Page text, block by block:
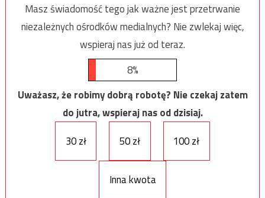
Masz świadomość tego jak ważne jest przetrwanie
niezależnych ośrodków medialnych? Nie zwlekaj więc,
wspieraj nas już od teraz.
8%
Uważasz, że robimy dobrą robotę? Nie czekaj zatem
do jutra, wspieraj nas od dzisiaj.
30 zł
50 zł 100 zł
Inna kwota